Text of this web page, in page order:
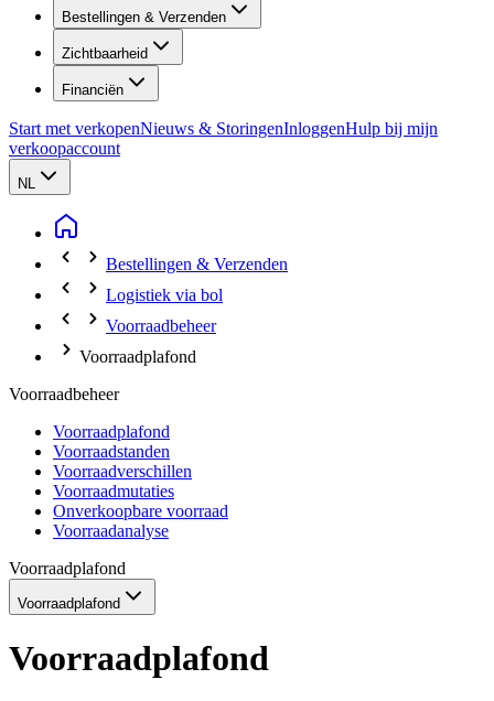
Bestellingen & Verzenden
Zichtbaarheid
Financiën
Start met verkopenNieuws & StoringenInloggenHulp bij mijn
verkoopaccount
NL
Bestellingen & Verzenden
Logistiek via bol
Voorraadbeheer
Voorraadplafond
Voorraadbeheer
Voorraadplafond
Voorraadstanden
Voorraadverschillen
Voorraadmutaties
Onverkoopbare voorraad
Voorraadanalyse
Voorraadplafond
Voorraadplafond
Voorraadplafond